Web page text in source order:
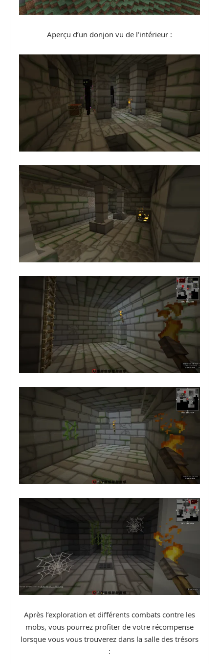
Aperçu d’un donjon vu de l’intérieur :
Après l’exploration et différents combats contre les
mobs, vous pourrez profiter de votre récompense
lorsque vous vous trouverez dans la salle des trésors
: